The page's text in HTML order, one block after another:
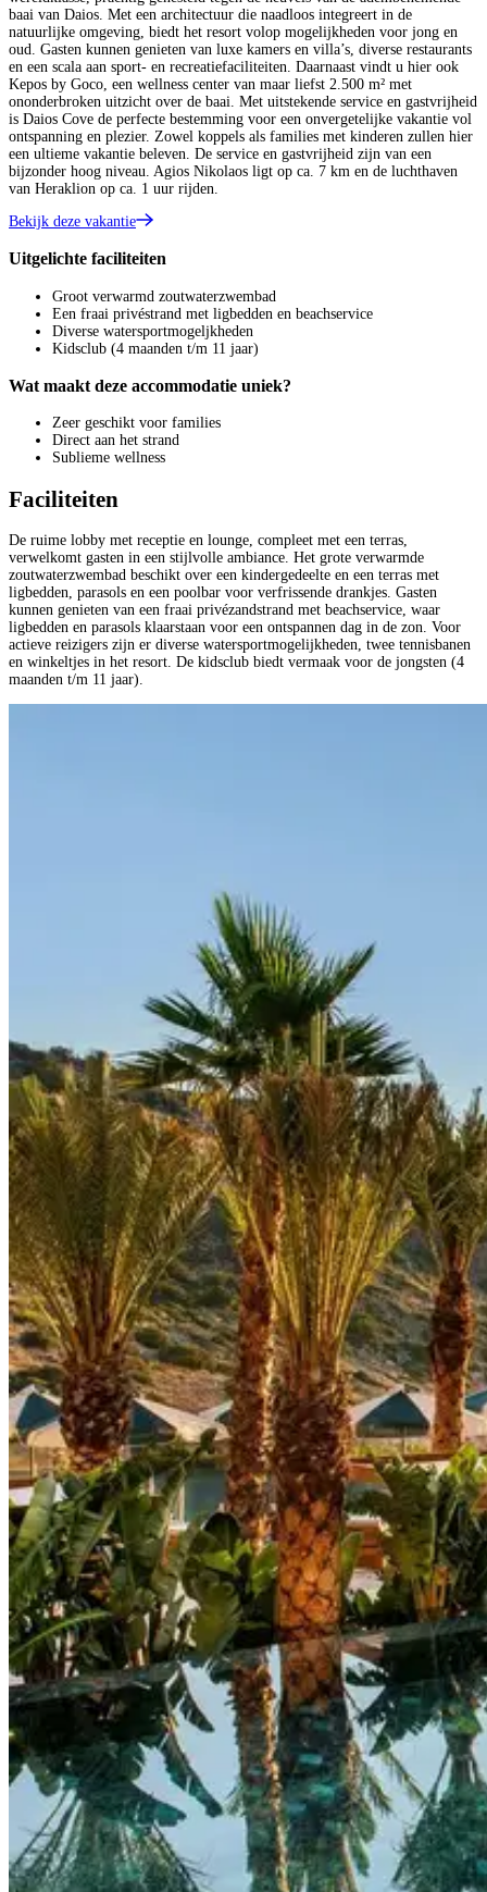
baai van Daios. Met een architectuur die naadloos integreert in de
natuurlijke omgeving, biedt het resort volop mogelijkheden voor jong en
oud. Gasten kunnen genieten van luxe kamers en villa’s, diverse restaurants
en een scala aan sport- en recreatiefaciliteiten. Daarnaast vindt u hier ook
Kepos by Goco, een wellness center van maar liefst 2.500 m² met
ononderbroken uitzicht over de baai. Met uitstekende service en gastvrijheid
is Daios Cove de perfecte bestemming voor een onvergetelijke vakantie vol
ontspanning en plezier. Zowel koppels als families met kinderen zullen hier
een ultieme vakantie beleven. De service en gastvrijheid zijn van een
bijzonder hoog niveau. Agios Nikolaos ligt op ca. 7 km en de luchthaven
van Heraklion op ca. 1 uur rijden.
Bekijk deze vakantie
Uitgelichte faciliteiten
Groot verwarmd zoutwaterzwembad
Een fraai privéstrand met ligbedden en beachservice
Diverse watersportmogeljkheden
Kidsclub (4 maanden t/m 11 jaar)
Wat maakt deze accommodatie uniek?
Zeer geschikt voor families
Direct aan het strand
Sublieme wellness
Faciliteiten
De ruime lobby met receptie en lounge, compleet met een terras,
verwelkomt gasten in een stijlvolle ambiance. Het grote verwarmde
zoutwaterzwembad beschikt over een kindergedeelte en een terras met
ligbedden, parasols en een poolbar voor verfrissende drankjes. Gasten
kunnen genieten van een fraai privézandstrand met beachservice, waar
ligbedden en parasols klaarstaan voor een ontspannen dag in de zon. Voor
actieve reizigers zijn er diverse watersportmogelijkheden, twee tennisbanen
en winkeltjes in het resort. De kidsclub biedt vermaak voor de jongsten (4
maanden t/m 11 jaar).